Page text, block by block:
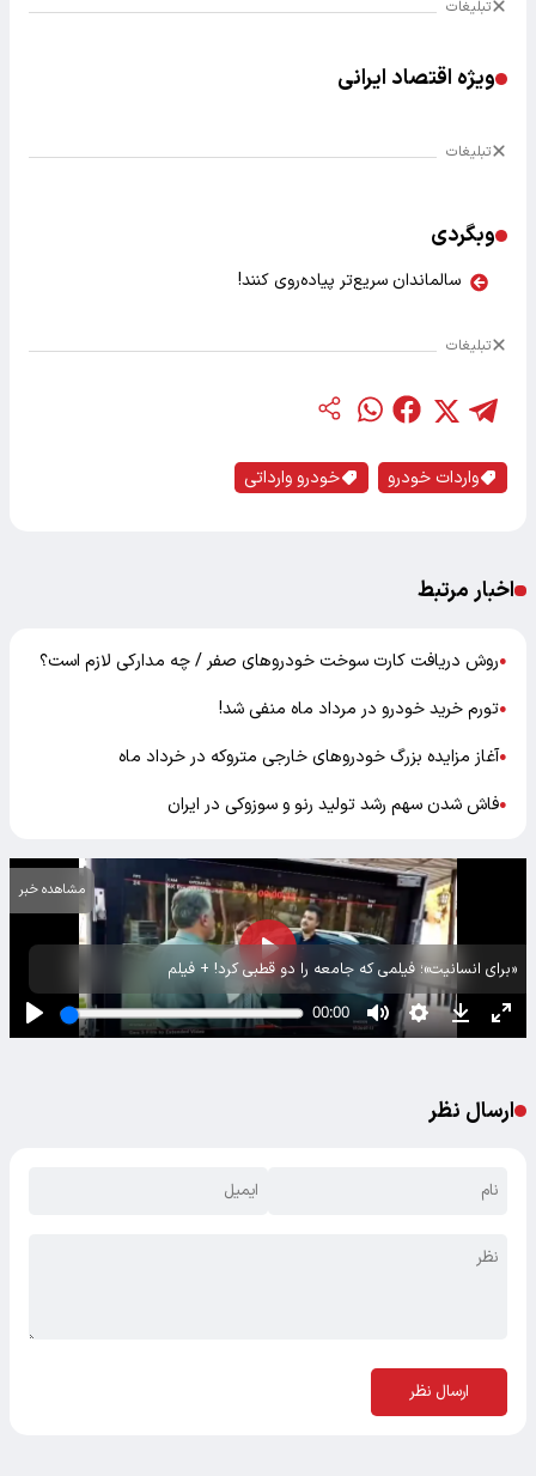
تبلیغات
ویژه اقتصاد ایرانی
تبلیغات
وبگردی
سالماندان سریع‌تر پیاده‌روی کنند!
تبلیغات
واردات خودرو خودرو وارداتی
اخبار مرتبط
●روش دریافت کارت سوخت خودروهای صفر / چه مدارکی لازم است؟
●تورم خرید خودرو در مرداد ماه منفی شد!
●آغاز مزایده بزرگ خودروهای خارجی متروکه در خرداد ماه
●فاش شدن سهم رشد تولید رنو و سوزوکی در ایران
«برای انسانیت»؛ فیلمی که جامعه را دو قطبی کرد! + فیلم
مشاهده خبر
ارسال نظر
ارسال نظر